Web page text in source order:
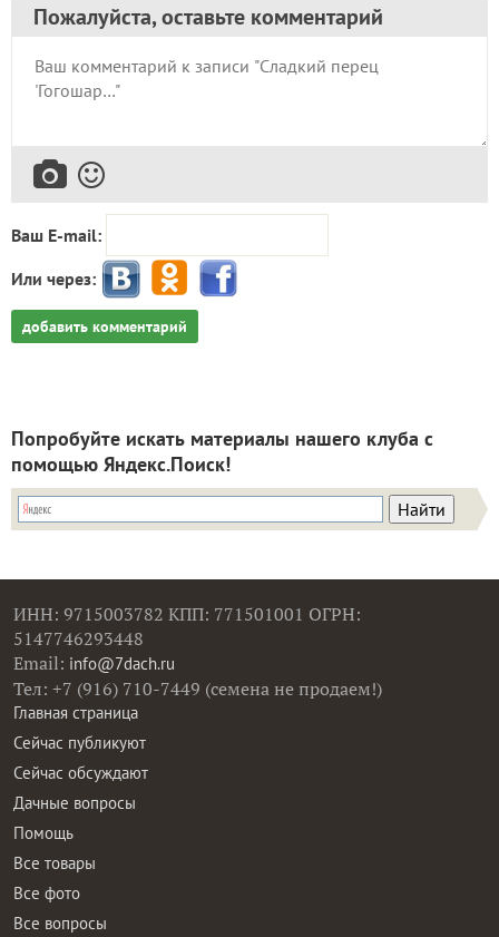
Пожалуйста, оставьте комментарий
Ваш E-mail:
Или через:
добавить комментарий
Попробуйте искать материалы нашего клуба с
помощью Яндекс.Поиск!
ИНН: 9715003782 КПП: 771501001 ОГРН:
5147746293448
Email: info@7dach.ru
Тел: +7 (916) 710-7449 (семена не продаем!)
Главная страница
Сейчас публикуют
Сейчас обсуждают
Дачные вопросы
Помощь
Все товары
Все фото
Все вопросы